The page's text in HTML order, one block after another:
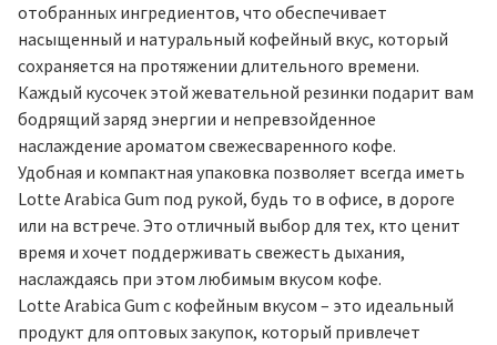
отобранных ингредиентов, что обеспечивает
насыщенный и натуральный кофейный вкус, который
сохраняется на протяжении длительного времени.
Каждый кусочек этой жевательной резинки подарит вам
бодрящий заряд энергии и непревзойденное
наслаждение ароматом свежесваренного кофе.
Удобная и компактная упаковка позволяет всегда иметь
Lotte Arabica Gum под рукой, будь то в офисе, в дороге
или на встрече. Это отличный выбор для тех, кто ценит
время и хочет поддерживать свежесть дыхания,
наслаждаясь при этом любимым вкусом кофе.
Lotte Arabica Gum с кофейным вкусом – это идеальный
продукт для оптовых закупок, который привлечет